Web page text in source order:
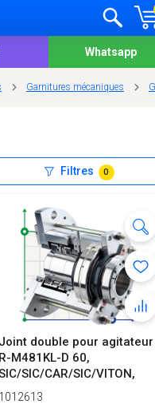
Whatsapp
Garnitures mécaniques
Filtres 0
Joint double pour agitateur
R-M481KL-D 60,
SIC/SIC/CAR/SIC/VITON,
304
1012613